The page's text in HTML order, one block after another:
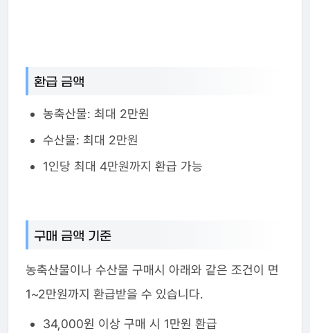
환급 금액
농축산물: 최대 2만원
수산물: 최대 2만원
1인당 최대 4만원까지 환급 가능
구매 금액 기준
농축산물이나 수산물 구매시 아래와 같은 조건이 면
1~2만원까지 환급받을 수 있습니다.
34,000원 이상 구매 시 1만원 환급